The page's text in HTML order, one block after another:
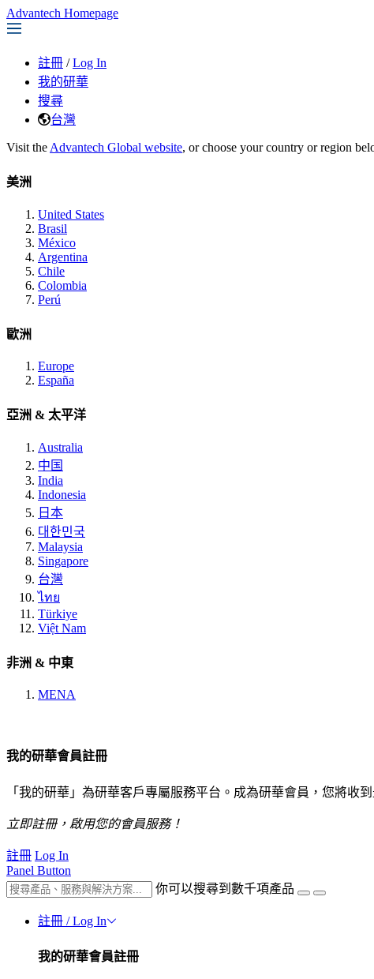
Advantech Homepage
註冊 / Log In
我的研華
搜尋
台灣
Visit the Advantech Global website, or choose your country or region
美洲
United States
Brasil
México
Argentina
Chile
Colombia
Perú
歐洲
Europe
España
亞洲 & 太平洋
Australia
中国
India
Indonesia
日本
대한민국
Malaysia
Singapore
台灣
ไทย
Türkiye
Việt Nam
非洲 & 中東
MENA
我的研華會員註冊
「我的研華」為研華客戶專屬服務平台。成為研華會員，您將收
立即註冊，啟用您的會員服務！
註冊 Log In
Panel Button
你可以搜尋到數千項產品
註冊 / Log In
我的研華會員註冊